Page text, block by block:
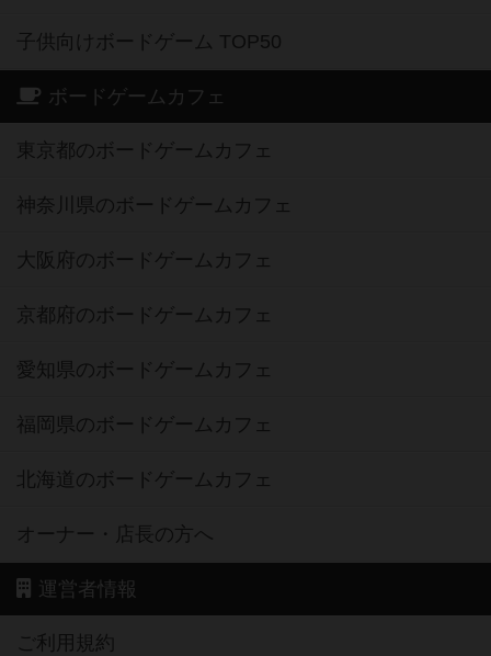
子供向けボードゲーム TOP50
ボードゲームカフェ
東京都のボードゲームカフェ
神奈川県のボードゲームカフェ
大阪府のボードゲームカフェ
京都府のボードゲームカフェ
愛知県のボードゲームカフェ
福岡県のボードゲームカフェ
北海道のボードゲームカフェ
オーナー・店長の方へ
運営者情報
ご利用規約